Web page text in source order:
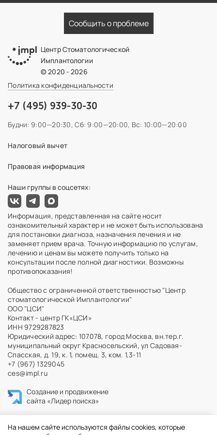
Сообщить о проблеме
Центр Стоматологической
Имплантологии
© 2020 - 2026
Политика конфиденциальности
+7 (495) 939-30-30
Будни: 9:00—20:30, Сб: 9:00—20:00, Вс: 10:00—20:00
Налоговый вычет
Наши группы в соцсетях:
Правовая информация
Информация, представленная на сайте носит
ознакомительный характер и не может быть использована
для постановки диагноза, назначения лечения и не
заменяет прием врача. Точную информацию по услугам,
лечению и ценам вы можете получить только на
консультации после полной диагностики. Возможны
противопоказания!
Общество с ограниченной ответственностью "Центр
стоматологической Имплантологии"
ООО "ЦСИ"
Контакт - центр ГК«ЦСИ»
ИНН 9729287823
Юридический адрес: 107078, город Москва, вн.тер.г.
муниципальный округ Красносельский, ул Садовая-
Спасская, д. 19, к. 1, помещ. 3, ком. 1,3-11
+7 (967) 1329045
ces@impl.ru
Создание и продвижение
сайта «Лидер поиска»
На нашем сайте используются файлы cookies, которые